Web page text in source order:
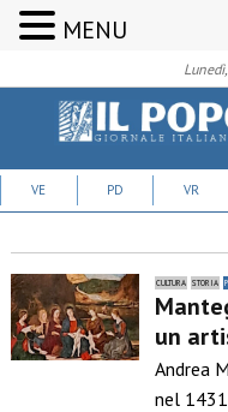
VE PD VR
CULTURA STORIA
un
Andrea
nel
MENU